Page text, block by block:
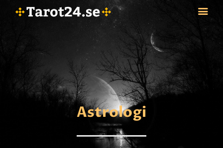
ASTROLOGI
STJÄRNTECKEN
TAROT
SPÅDAM-SIERSKA
Astrologi